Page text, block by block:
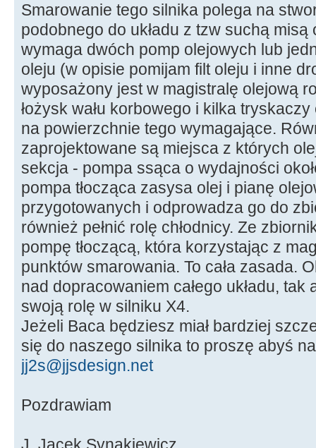
Smarowanie tego silnika polega na
podobnego do układu z tzw suchą misą
wymaga dwóch pomp olejowych lub
oleju (w opisie pomijam filt oleju i inne
wyposażony jest w magistralę olejową
łożysk wału korbowego i kilka
na powierzchnie tego wymagające.
zaprojektowane są miejsca z których
sekcja - pompa ssąca o wydajności
pompa tłocząca zasysa olej i pianę
przygotowanych i odprowadza go do
również pełnić rolę chłodnicy. Ze
pompę tłoczącą, która korzystając z
punktów smarowania. To cała zasada.
nad dopracowaniem całego układu, tak
swoją rolę w silniku X4.
Jeżeli Baca będziesz miał bardziej
się do naszego silnika to proszę abyś
jj2s@jjsdesign.net
Pozdrawiam